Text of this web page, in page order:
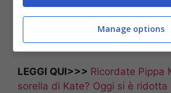
Lady Diana
LEGGI QUI>>> Ricordate Pippa
sorella di Kate? Oggi si è ridotta
Manage options